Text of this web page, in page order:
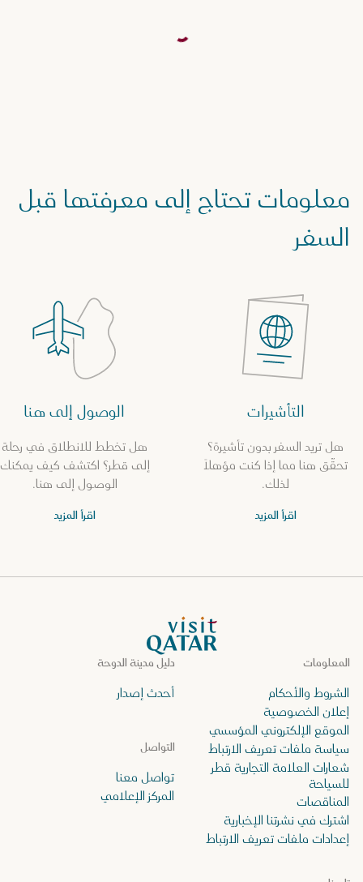
معلومات تحتاج إلى معرفتها قبل
السفر
التأشيرات
هل تريد السفر بدون تأشيرة؟
تحقّق هنا مما إذا كنت مؤهلاً
لذلك.
اقرأ المزيد
الوصول إلى هنا
هل تخطط للانطلاق في رحلة
إلى قطر؟ اكتشف كيف يمكنك
الوصول إلى هنا.
اقرأ المزيد
الصفحة الرئيسية لموقع VisitQatar
دليل مدينة الدوحة
أحدث إصدار
التواصل
تواصل معنا
المركز الإعلامي
المعلومات
الشروط والأحكام
إعلان الخصوصية
الموقع الإلكتروني المؤسسي
سياسة ملفات تعريف الارتباط
شعارات العلامة التجارية قطر
للسياحة
المناقصات
اشترك في نشرتنا الإخبارية
إعدادات ملفات تعريف الارتباط